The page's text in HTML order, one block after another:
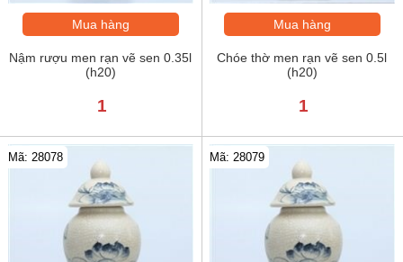
Mua hàng
Nậm rượu men rạn vẽ sen 0.35l
(h20)
1
Mua hàng
Chóe thờ men rạn vẽ sen 0.5l
(h20)
1
Mã: 28078 Mã: 28079